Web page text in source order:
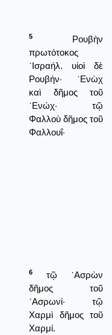
5
Ρουβὴν
πρωτότοκος
᾿Ισραήλ. υἱοὶ δὲ
Ρουβήν· ᾿Ενὼχ
καὶ δῆμος τοῦ
᾿Ενώχ· τῷ
Φαλλοὺ δῆμος τοῦ
Φαλλουΐ·
6
τῷ ᾿Ασρὼν
δῆμος τοῦ
᾿Ασρωνί· τῷ
Χαρμὶ δῆμος τοῦ
Χαρμί.